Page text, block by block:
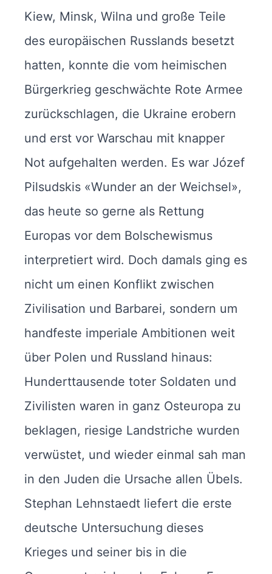
Kiew, Minsk, Wilna und große Teile
des europäischen Russlands besetzt
hatten, konnte die vom heimischen
Bürgerkrieg geschwächte Rote Armee
zurückschlagen, die Ukraine erobern
und erst vor Warschau mit knapper
Not aufgehalten werden. Es war Józef
Pilsudskis «Wunder an der Weichsel»,
das heute so gerne als Rettung
Europas vor dem Bolschewismus
interpretiert wird. Doch damals ging es
nicht um einen Konflikt zwischen
Zivilisation und Barbarei, sondern um
handfeste imperiale Ambitionen weit
über Polen und Russland hinaus:
Hunderttausende toter Soldaten und
Zivilisten waren in ganz Osteuropa zu
beklagen, riesige Landstriche wurden
verwüstet, und wieder einmal sah man
in den Juden die Ursache allen Übels.
Stephan Lehnstaedt liefert die erste
deutsche Untersuchung dieses
Krieges und seiner bis in die